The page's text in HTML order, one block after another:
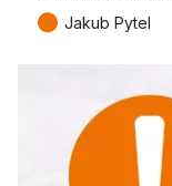
● Jakub Pytel